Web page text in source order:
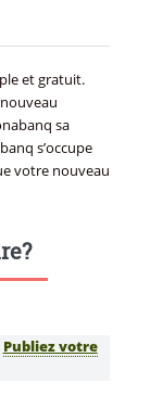
et gratuit.
sa
s’occupe
votre nouveau
Publiez votre